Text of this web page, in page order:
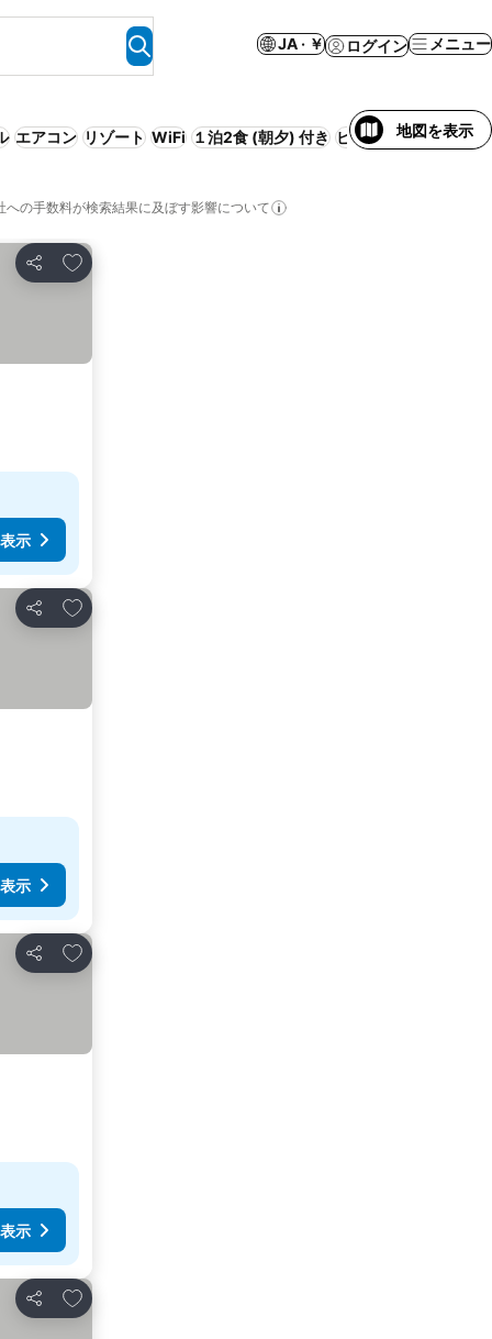
JA · ￥ ログイン メニュー
エアコン リゾート WiFi １泊2食 (朝夕) 付き ビーチ サービス付き
地図を表示
への手数料が検索結果に及ぼす影響について
シェア
お気に入りに追加
示
シェア
お気に入りに追加
示
シェア
お気に入りに追加
示
シェア
お気に入りに追加